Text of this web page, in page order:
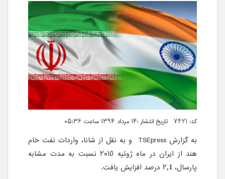
کد: 7421 تاریخ انتشار :۱۴ مرداد ۱۳۹۴ ساعت ۰۵:۳۶
به گزارش TSEpress و به نقل از شانا،
واردات نفت خام
هند از ایران در ماه ژوئیه ٢٠١٥ نسبت به مدت مشابه
پارسال، ٢,٤ درصد افزایش یافت.